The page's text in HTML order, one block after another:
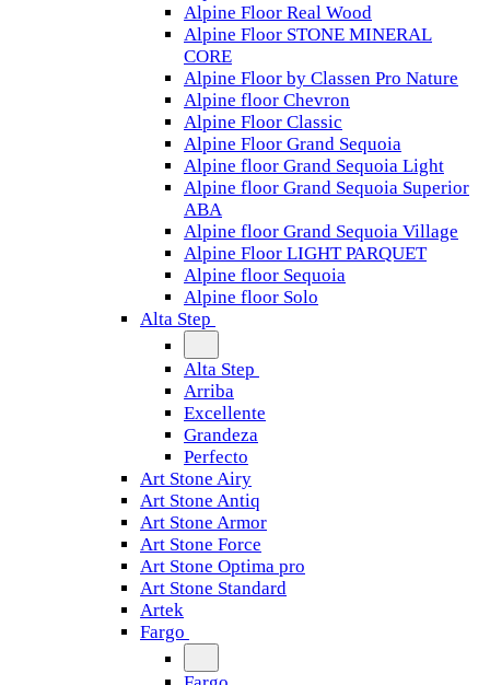
Alpine Floor Real Wood
Alpine Floor STONE MINERAL
CORE
Alpine Floor by Classen Pro Nature
Alpine floor Chevron
Alpine Floor Classic
Alpine Floor Grand Sequoia
Alpine floor Grand Sequoia Light
Alpine floor Grand Sequoia Superior
ABA
Alpine floor Grand Sequoia Village
Alpine Floor LIGHT PARQUET
Alpine floor Sequoia
Alpine floor Solo
Alta Step
Alta Step
Arriba
Excellente
Grandeza
Perfecto
Art Stone Airy
Art Stone Antiq
Art Stone Armor
Art Stone Force
Art Stone Optima pro
Art Stone Standard
Artek
Fargo